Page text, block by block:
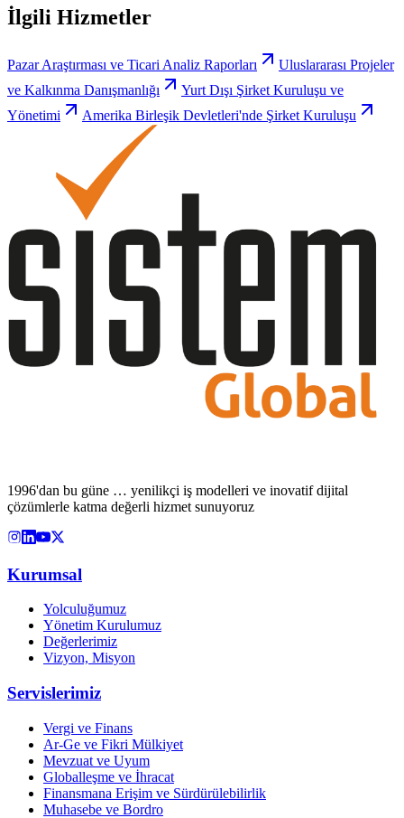
İlgili Hizmetler
Pazar Araştırması ve Ticari Analiz Raporları
Uluslararası Projeler
ve Kalkınma Danışmanlığı
Yurt Dışı Şirket Kuruluşu ve
Yönetimi
Amerika Birleşik Devletleri'nde Şirket Kuruluşu
1996'dan bu güne … yenilikçi iş modelleri ve inovatif dijital
çözümlerle katma değerli hizmet sunuyoruz
Kurumsal
Yolculuğumuz
Yönetim Kurulumuz
Değerlerimiz
Vizyon, Misyon
Servislerimiz
Vergi ve Finans
Ar-Ge ve Fikri Mülkiyet
Mevzuat ve Uyum
Globalleşme ve İhracat
Finansmana Erişim ve Sürdürülebilirlik
Muhasebe ve Bordro